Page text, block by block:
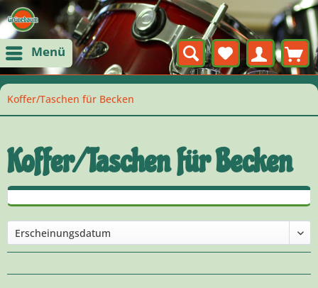
Menü
Koffer/Taschen für Becken
Koffer/Taschen für Becken